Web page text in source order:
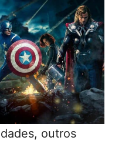
outros